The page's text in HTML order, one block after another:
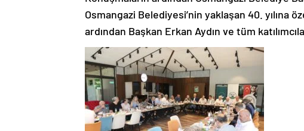
Osmangazi Belediyesi’nin yaklaşan 40. yılına
ardından Başkan Erkan Aydın ve tüm